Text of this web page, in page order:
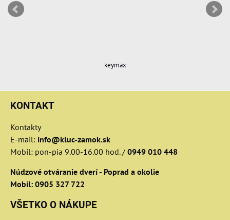
keymax
KONTAKT
Kontakty
E-mail: info@kluc-zamok.sk
Mobil: pon-pia 9.00-16.00 hod. / 0949 010 448
Núdzové otváranie dverí - Poprad a okolie
Mobil: 0905 327 722
VŠETKO O NÁKUPE